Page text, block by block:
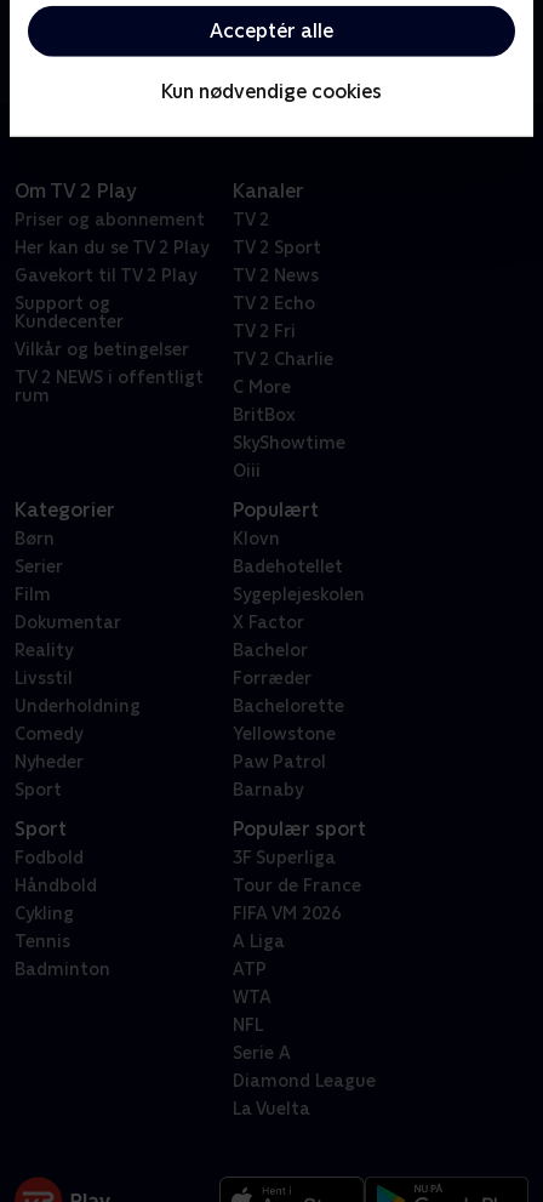
Acceptér alle
Kun nødvendige cookies
engang katten vil lege i, og man ikke selv ejer de
grønneste fingre? Man tilkalder haveguru Alan
Om TV 2 Play
Priser og abonnement
Her kan du se TV 2 Play
Gavekort til TV 2 Play
Support og
Kundecenter
Vilkår og betingelser
TV 2 NEWS i offentligt
rum
Kanaler
TV 2
TV 2 Sport
TV 2 News
TV 2 Echo
TV 2 Fri
TV 2 Charlie
C More
BritBox
SkyShowtime
Oiii
Kategorier
Børn
Serier
Film
Dokumentar
Reality
Livsstil
Underholdning
Comedy
Nyheder
Sport
Populært
Klovn
Badehotellet
Sygeplejeskolen
X Factor
Bachelor
Forræder
Bachelorette
Yellowstone
Paw Patrol
Barnaby
Sport
Fodbold
Håndbold
Cykling
Tennis
Badminton
Populær sport
3F Superliga
Tour de France
FIFA VM 2026
A Liga
ATP
WTA
NFL
Serie A
Diamond League
La Vuelta